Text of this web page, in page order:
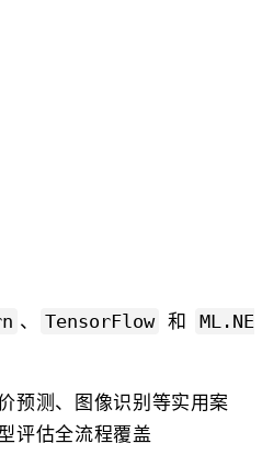
、 TensorFlow 和
ML.NE
预测、图像识别等实用案
评估全流程覆盖